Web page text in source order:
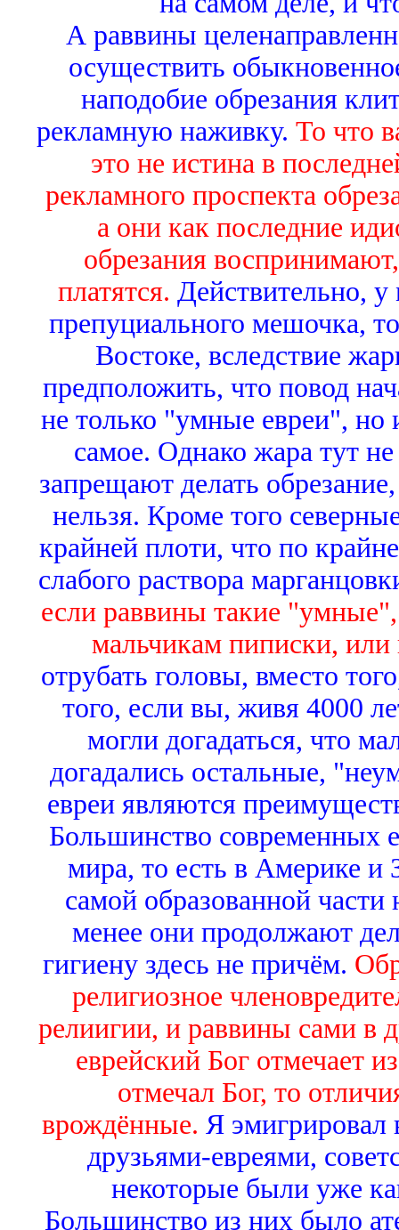
А раввины
осуществить
наподобие обрезания
рекламную наживку. То что
это не истина в
рекламного проспекта
а они как последние
обрезания
платятся. Действительно,
препуциального мешочка,
Востоке, вследствие
предположить, что повод
не только "умные евреи",
самое. Однако жара тут
запрещают делать
нельзя. Кроме того
крайней плоти, что по
слабого раствора
если раввины такие
мальчикам пиписки, или
отрубать головы, вместо
того, если вы, живя 4000
могли догадаться, что
догадались остальные,
евреи являются
Большинство современных
мира, то есть в Америке и
самой образованной
менее они продолжают
гигиену здесь не причём.
религиозное
релиигии, и раввины сами в
еврейский Бог отмечает
отмечал Бог, то
врождённые. Я эмигрировал
друзьями-евреями,
некоторые были уже
Большинство из них было